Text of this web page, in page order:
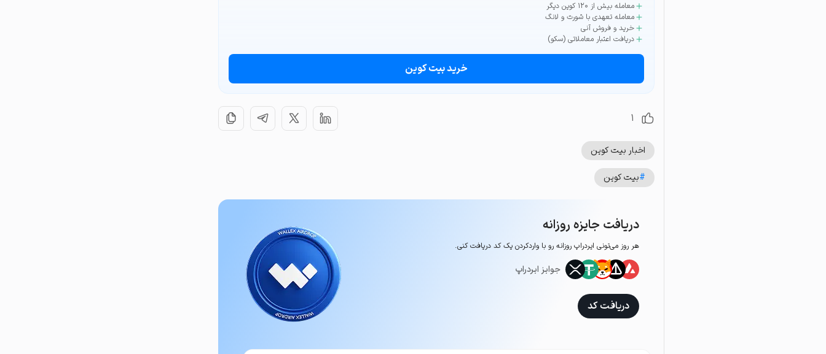
معامله بیش از ۱۲۰ کوین دیگر
معامله تعهدی با شورت و لانگ
خرید و فروش آنی
دریافت اعتبار معاملاتی (سکو)
خرید بیت کوین
1
اخبار بیت کوین
#بیت کوین
دریافت جایزه روزانه
هر روز می‌تونی ایردراپ روزانه رو با وارد‌کردن یک کد دریافت کنی.
جوایز ایردراپ
دریافت کد